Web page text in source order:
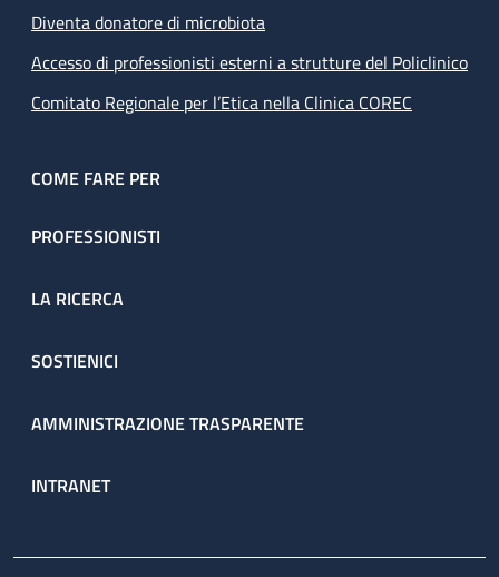
Diventa donatore di microbiota
Accesso di professionisti esterni a strutture del Policlinico
Comitato Regionale per l’Etica nella Clinica COREC
COME FARE PER
PROFESSIONISTI
LA RICERCA
SOSTIENICI
AMMINISTRAZIONE TRASPARENTE
INTRANET